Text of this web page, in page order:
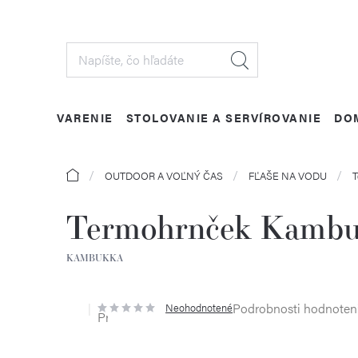
VARENIE STOLOVANIE A SERVÍROVANIE
DomovOUTDOOR A VOĽNÝ ČAS FĽAŠE NA VODU
Termohrnček
KAMBUKKA
Priemerné
hodnotenie
NeohodnotenéPodrobnosti